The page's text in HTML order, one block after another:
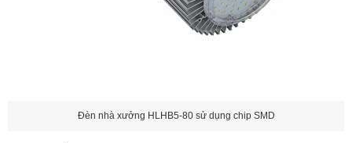
Đèn nhà xưởng HLHB5-80 sử dụng chip SMD